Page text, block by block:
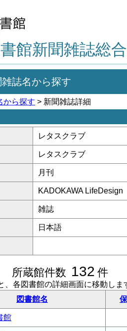
館新聞雑誌総
雑誌名から探す
から探す > 新聞雑誌詳細
レタスクラブ
レタスクラブ
月刊
KADOKAWA LifeDesign
雑誌
日本語
所蔵館件数 132 件
、各図書館の詳細画面に移動しま
図書館名
館